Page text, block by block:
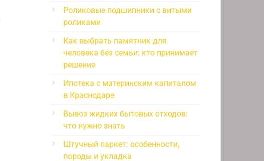
Роликовые подшипники с витыми
роликами
Как выбрать памятник для
человека без семьи: кто принимает
решение
Ипотека с материнским капиталом
в Краснодаре
Вывоз жидких бытовых отходов:
что нужно знать
Штучный паркет: особенности,
породы и укладка